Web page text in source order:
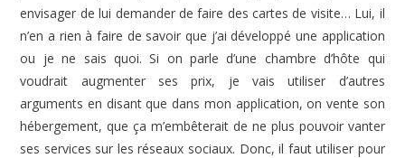
envisager de lui demander de faire des cartes de visite… Lui, il
n’en a rien à faire de savoir que j’ai développé une application
ou je ne sais quoi. Si on parle d’une chambre d’hôte qui
voudrait augmenter ses prix, je vais utiliser d’autres
arguments en disant que dans mon application, on vente son
hébergement, que ça m’embêterait de ne plus pouvoir vanter
ses services sur les réseaux sociaux. Donc, il faut utiliser pour